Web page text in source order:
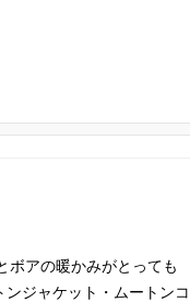
ボアの暖かみがとっても
ンジャケット・ムートンコ